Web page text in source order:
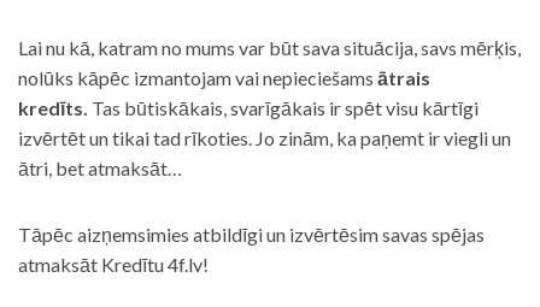
Lai nu kā, katram no mums var būt sava situācija, savs mērķis,
nolūks kāpēc izmantojam vai nepieciešams ātrais
kredīts. Tas būtiskākais, svarīgākais ir spēt visu kārtīgi
izvērtēt un tikai tad rīkoties. Jo zinām, ka paņemt ir viegli un
ātri, bet atmaksāt…
Tāpēc aizņemsimies atbildīgi un izvērtēsim savas spējas
atmaksāt Kredītu 4f.lv!